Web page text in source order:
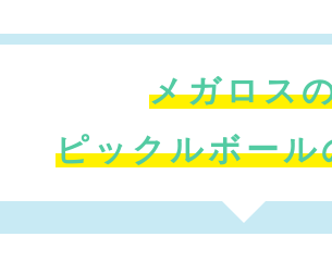
メガロス
ピックルボール